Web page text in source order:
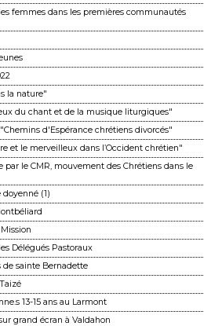
femmes dans les premières communautés
la nature"
du chant et de la musique liturgiques"
d'Espérance chrétiens divorcés"
et le merveilleux dans l’Occident chrétien"
par le CMR, mouvement des Chrétiens dans le
(1)
Délégués Pastoraux
de sainte Bernadette
13-15 ans au Larmont
grand écran à Valdahon